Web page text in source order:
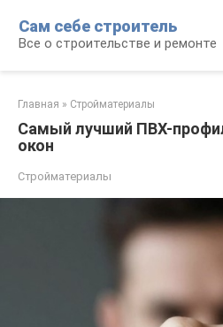
контенту
Сам себе строитель
Все о строительстве и ремонте
Главная » Стройматериалы
Самый лучший ПВХ-
окон
Стройматериалы